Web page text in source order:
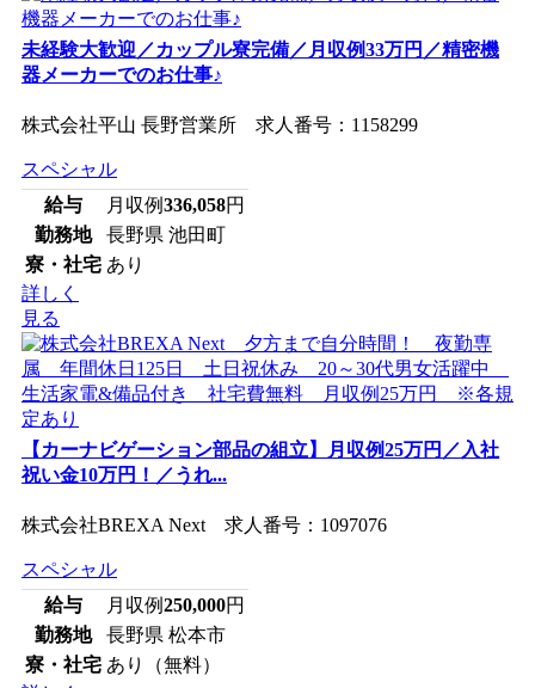
未経験大歓迎／カップル寮完備／月収例33万円／精密機
器メーカーでのお仕事♪
株式会社平山 長野営業所 求人番号：1158299
スペシャル
給与
月収例336,058円
勤務地
長野県 池田町
寮・社宅 あり
詳しく
見る
【カーナビゲーション部品の組立】月収例25万円／入社
祝い金10万円！／うれ...
株式会社BREXA Next 求人番号：1097076
スペシャル
給与
月収例250,000円
勤務地
長野県 松本市
寮・社宅 あり（無料）